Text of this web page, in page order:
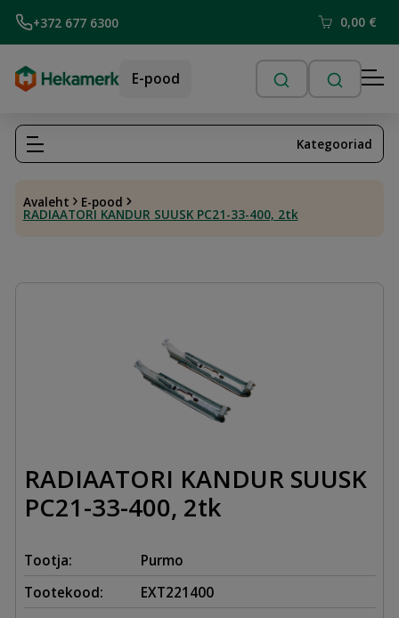
+372 677 6300 0,00 €
E-pood
Avaleht E-pood
RADIAATORI KANDUR SUUSK PC21-33-400, 2tk
Kategooriad
RADIAATORI KANDUR SUUSK
PC21-33-400, 2tk
Tootja:
Purmo
Tootekood:
EXT221400